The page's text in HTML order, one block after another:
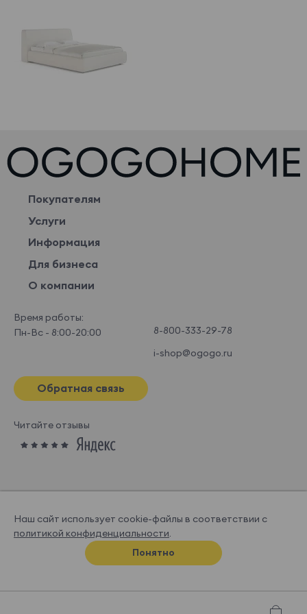
Покупателям
Услуги
Информация
Для бизнеса
О компании
Время работы:
Пн-Вс - 8:00-20:00
8-800-333-29-78
i-shop@ogogo.ru
Обратная связь
Читайте отзывы
© OGOGOHOME, 2026
Спроектировано и нарисовано вСупрематике
Наш сайт использует cookie-файлы в соответствии с
политикой конфиденциальности.
Понятно